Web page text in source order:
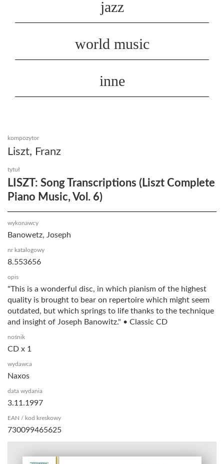
jazz
world music
inne
kompozytor
Liszt, Franz
tytuł
LISZT: Song Transcriptions (Liszt Complete
Piano Music, Vol. 6)
wykonawcy
Banowetz, Joseph
nr katalogowy
8.553656
opis
"This is a wonderful disc, in which pianism of the highest
quality is brought to bear on repertoire which might seem
outdated, but which springs to life thanks to the technique
and insight of Joseph Banowitz." • Classic CD
nośnik
CD x 1
wydawca
Naxos
data wydania
3.11.1997
EAN / kod kreskowy
730099465625